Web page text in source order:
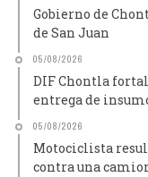
Gobierno de
de San Juan
05/08/2026
DIF Chontla
entrega de
05/08/2026
Motociclista
contra una